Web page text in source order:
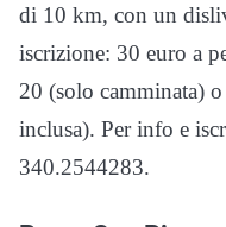
di 10 km, con un
iscrizione: 30 euro a
20 (solo camminata)
inclusa). Per info e
340.2544283.